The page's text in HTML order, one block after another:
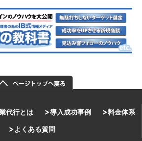
代行とは 導入成功事例 料金体系
よくある質問